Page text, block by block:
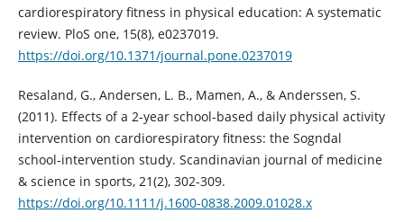
cardiorespiratory fitness in physical education: A systematic
review. PloS one, 15(8), e0237019.
https://doi.org/10.1371/journal.pone.0237019
Resaland, G., Andersen, L. B., Mamen, A., & Anderssen, S.
(2011). Effects of a 2‐year school‐based daily physical activity
intervention on cardiorespiratory fitness: the Sogndal
school‐intervention study. Scandinavian journal of medicine
& science in sports, 21(2), 302-309.
https://doi.org/10.1111/j.1600-0838.2009.01028.x